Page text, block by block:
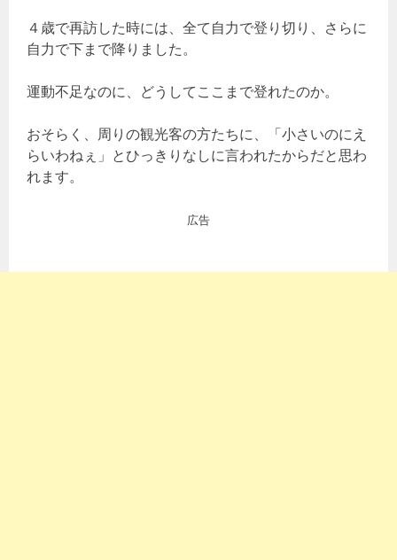
４歳で再訪した時には、全て自力で登り切り、さらに
自力で下まで降りました。
運動不足なのに、どうしてここまで登れたのか。
おそらく、周りの観光客の方たちに、「小さいのにえ
らいわねぇ」とひっきりなしに言われたからだと思わ
れます。
広告